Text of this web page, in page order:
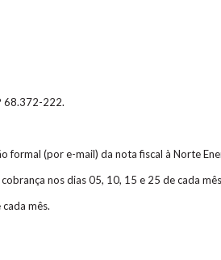
68.372-222.
formal (por e-mail) da nota fiscal à Norte
nos dias 05, 10, 15 e 25 de cada
mês.